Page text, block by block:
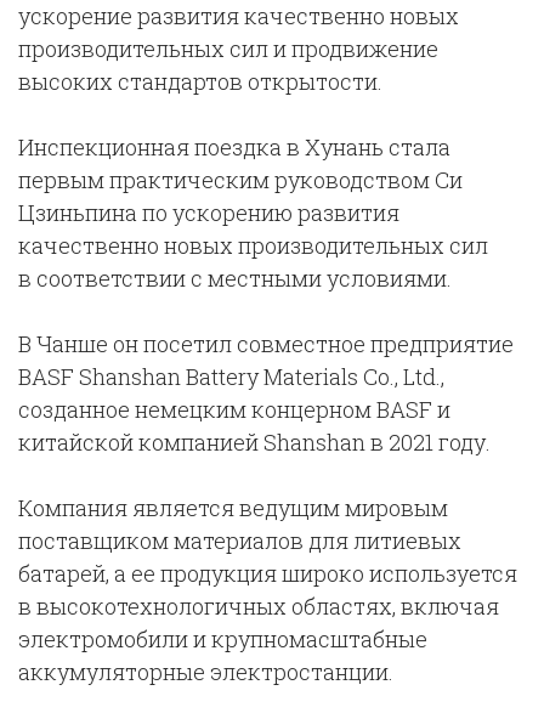
ускорение развития качественно новых
производительных сил и продвижение
высоких стандартов открытости.
Инспекционная поездка в Хунань стала
первым практическим руководством Си
Цзиньпина по ускорению развития
качественно новых производительных сил
в соответствии с местными условиями.
В Чанше он посетил совместное предприятие
BASF Shanshan Battery Materials Co., Ltd.,
созданное немецким концерном BASF и
китайской компанией Shanshan в 2021 году.
Компания является ведущим мировым
поставщиком материалов для литиевых
батарей, а ее продукция широко используется
в высокотехнологичных областях, включая
электромобили и крупномасштабные
аккумуляторные электростанции.